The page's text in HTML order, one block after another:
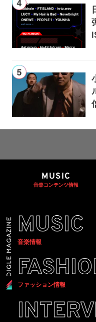
MUSIC
音楽コンテンツ情報
MUSIC
音楽情報
ファッション情報